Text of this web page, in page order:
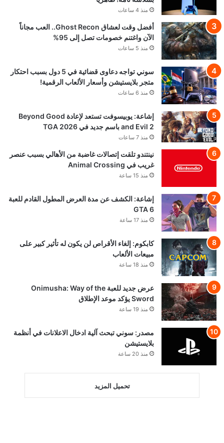
منذ 4 ساعات
أفضل وقت لعشاق Ghost Recon.. العب مجاناً
الآن واغتنم خصومات تصل إلى 95%
منذ 5 ساعات
سوني تواجه دعاوى قضائية في 5 دول بسبب احتكار
متجر بلايستيشن وأسعار الألعاب الرقمية!
منذ 6 ساعات
إشاعة: يوبيسوفت تستعد لإعادة Beyond Good
and Evil 2 باسم جديد في TGA 2026
منذ 7 ساعات
نينتندو تلقت إتصالات غاضبة من الأهالي بسبب عنصر
غريب في Animal Crossing
منذ 15 ساعة
إشاعة: الكشف عن مدة العرض المطول القادم للعبة
GTA 6
منذ 17 ساعة
كابكوم: إلغاء الأقراص لن يكون له تأثير كبير على
مبيعات الألعاب
منذ 18 ساعة
عرض جديد للعبة Onimusha: Way of the
Sword يؤكد موعد الإطلاق
منذ 19 ساعة
مصدر: سوني تبحث آلية ادخال الاعلانات في أنظمة
بلايستيشن
منذ 20 ساعة
تحميل المزيد